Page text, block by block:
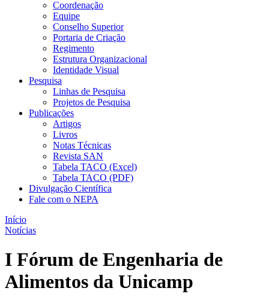
Coordenação
Equipe
Conselho Superior
Portaria de Criação
Regimento
Estrutura Organizacional
Identidade Visual
Pesquisa
Linhas de Pesquisa
Projetos de Pesquisa
Publicações
Artigos
Livros
Notas Técnicas
Revista SAN
Tabela TACO (Excel)
Tabela TACO (PDF)
Divulgação Científica
Fale com o NEPA
Início
Notícias
I Fórum de Engenharia de
Alimentos da Unicamp